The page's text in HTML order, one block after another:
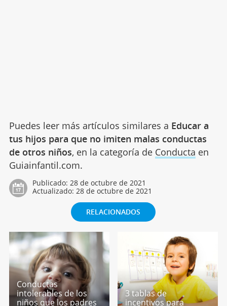
Puedes leer más artículos similares a Educar a
tus hijos para que no imiten malas conductas
de otros niños, en la categoría de Conducta en
Guiainfantil.com.
Publicado: 28 de octubre de 2021
Actualizado: 28 de octubre de 2021
RELACIONADOS
Conductas
intolerables de los
niños que los padres
3 tablas de
incentivos para